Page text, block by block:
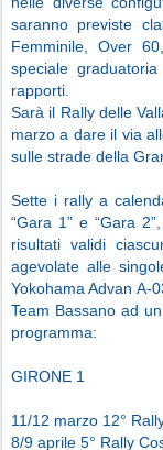
saranno previste
Femminile, Over
speciale
rapporti.
Sarà il Rally delle
marzo a dare il via
sulle strade della
Sette i rally a
“Gara 1” e “Gara
risultati validi
agevolate alle
Yokohama Advan A-
Team Bassano ad
programma:
GIRONE 1
11/12 marzo 12°
8/9 aprile 5° Rally